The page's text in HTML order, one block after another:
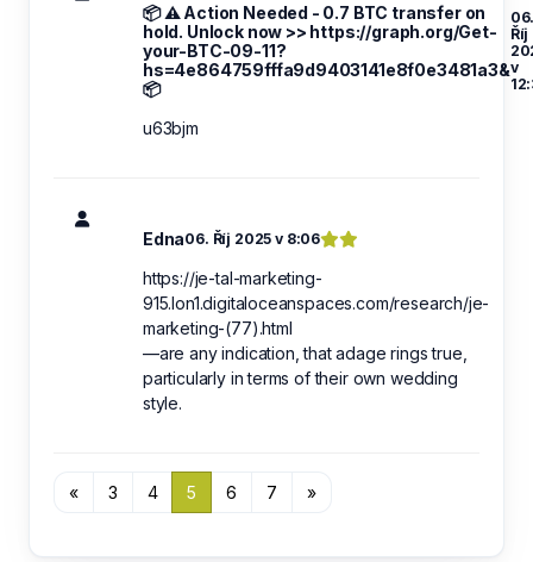
📦 ⚠️ Action Needed - 0.7 BTC transfer on
hold. Unlock now >> https://graph.org/Get-
your-BTC-09-11?
hs=4e864759fffa9d9403141e8f0e3481a3&
📦
Říj
v
u63bjm
Edna06. Říj 2025 v 8:06
https://je-tal-marketing-
915.lon1.digitaloceanspaces.com/research/je-
marketing-(77).html
—are any indication, that adage rings true,
particularly in terms of their own wedding
style.
« 3 4 5 6 7 »